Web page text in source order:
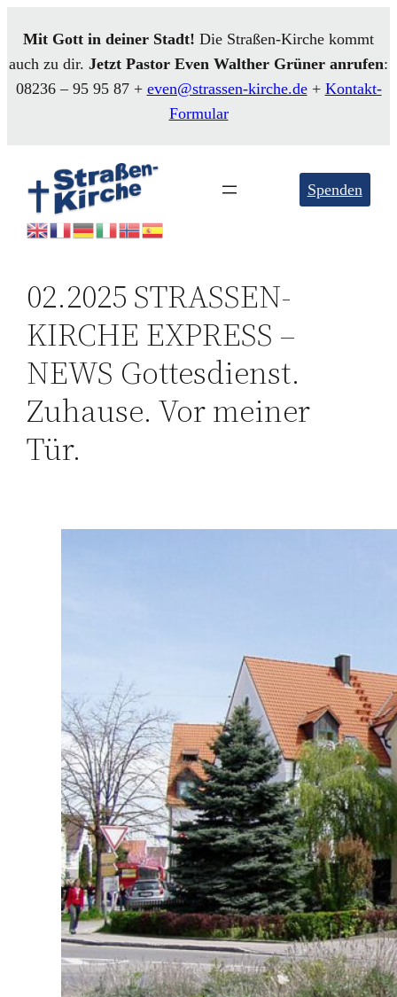
Mit Gott in deiner Stadt! Die Straßen-Kirche kommt
auch zu dir. Jetzt Pastor Even Walther Grüner anrufen:
08236 – 95 95 87 + even@strassen-kirche.de+ Kontakt-
Formular
Spenden
02.2025 STRASSEN-
KIRCHE EXPRESS –
NEWS Gottesdienst.
Zuhause. Vor meiner
Tür.